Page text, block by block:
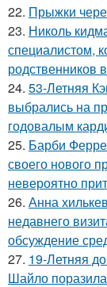
22. Прыжки
23. Николь
специалистом,
родственников
24. 53-Летняя
выбрались на
годовалым
25. Барби
своего нового
невероятно
26. Анна
недавнего
обсуждение
27. 19-Летняя
Шайло